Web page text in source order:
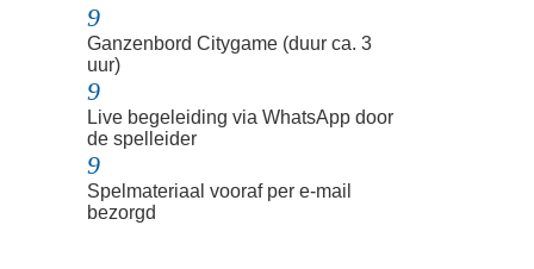
9
Ganzenbord Citygame (duur ca. 3
uur)
9
Live begeleiding via WhatsApp door
de spelleider
9
Spelmateriaal vooraf per e-mail
bezorgd